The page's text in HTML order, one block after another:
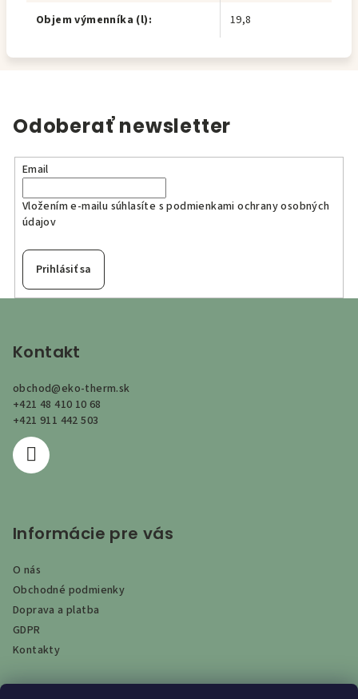
Objem výmenníka (l): 19,8
Odoberať newsletter
Email
Vložením e-mailu súhlasíte spodmienkami ochrany osobných
údajov
Prihlásiť sa
Kontakt
obchod@eko-therm.sk
+421 48 410 10 68
+421 911 442 503
Informácie pre vás
O nás
Obchodné podmienky
Doprava a platba
GDPR
Kontakty